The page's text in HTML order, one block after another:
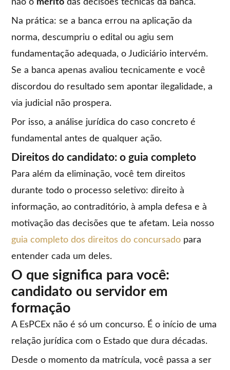
não o mérito das decisões técnicas da banca.
Na prática: se a banca errou na aplicação da
norma, descumpriu o edital ou agiu sem
fundamentação adequada, o Judiciário intervém.
Se a banca apenas avaliou tecnicamente e você
discordou do resultado sem apontar ilegalidade, a
via judicial não prospera.
Por isso, a análise jurídica do caso concreto é
fundamental antes de qualquer ação.
Direitos do candidato: o guia completo
Para além da eliminação, você tem direitos
durante todo o processo seletivo: direito à
informação, ao contraditório, à ampla defesa e à
motivação das decisões que te afetam. Leia nosso
guia completo dos direitos do concursado para
entender cada um deles.
O que significa para você:
candidato ou servidor em
formação
A EsPCEx não é só um concurso. É o início de uma
relação jurídica com o Estado que dura décadas.
Desde o momento da matrícula, você passa a ser